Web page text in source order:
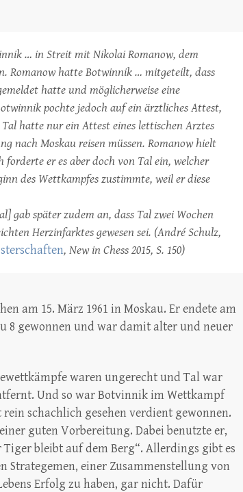
… in Streit mit Nikolai Romanow, dem
Romanow hatte Botwinnik … mitgeteilt, dass
hatte und möglicherweise eine
pochte jedoch auf ein ärztliches Attest,
hatte nur ein Attest eines lettischen Arztes
nach Moskau reisen müssen. Romanow hielt
er es aber doch von Tal ein, welcher
des Wettkampfes zustimmte, weil er diese
gab später zudem an, dass Tal zwei Wochen
Herzinfarktes gewesen sei. (André Schulz,
, New in Chess 2015, S. 150)
am 15. März 1961 in Moskau. Er endete am
8 gewonnen und war damit alter und neuer
waren ungerecht und Tal war
Und so war Botvinnik im Wettkampf
schachlich gesehen verdient gewonnen.
guten Vorbereitung. Dabei benutzte er,
bleibt auf dem Berg“. Allerdings gibt es
Strategemen, einer Zusammenstellung von
Erfolg zu haben, gar nicht. Dafür